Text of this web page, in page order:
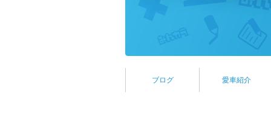
ブログ 愛車紹介